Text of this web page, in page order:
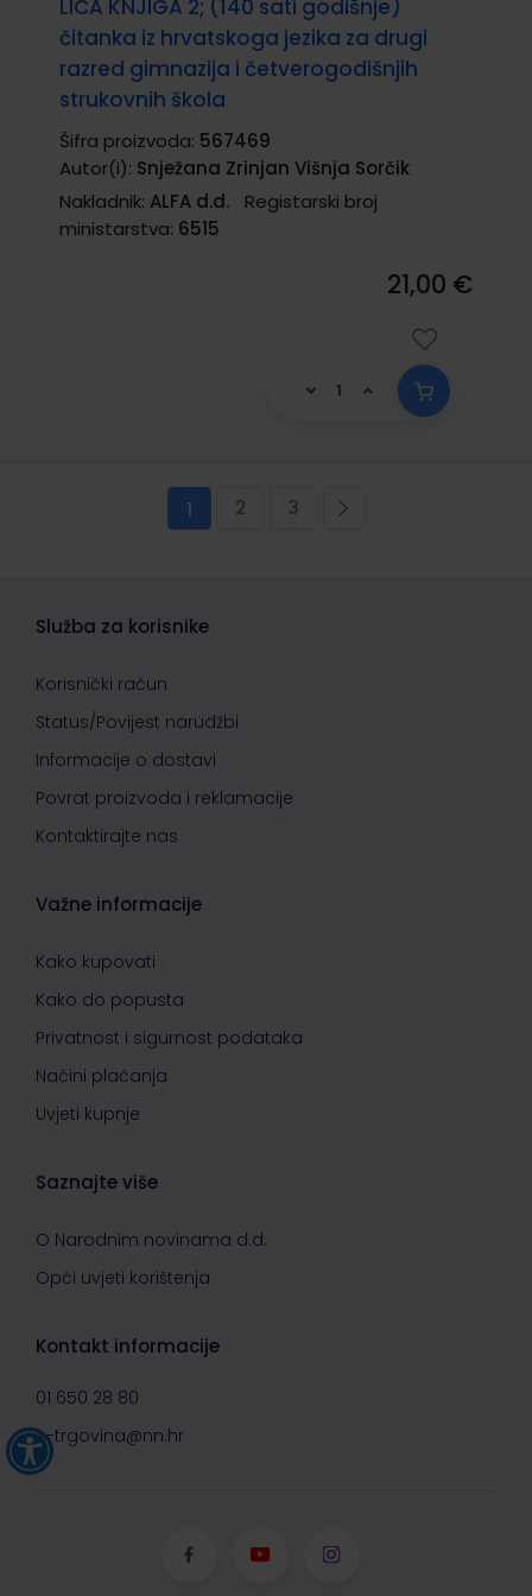
LICA KNJIGA 2; (140 sati godišnje)
čitanka iz hrvatskoga jezika za drugi
razred gimnazija i četverogodišnjih
strukovnih škola
Šifra proizvoda: 567469
Autor(i): Snježana Zrinjan Višnja Sorčik
Nakladnik: ALFA d.d.
Registarski broj
ministarstva: 6515
21,00 €
Stranica
Trenutno pregledavate stranicu
1 Stranica
2 Stranica
3
Služba za korisnike
Korisnički račun
Status/Povijest narudžbi
Informacije o dostavi
Povrat proizvoda i reklamacije
Kontaktirajte nas
Važne informacije
Kako kupovati
Kako do popusta
Privatnost i sigurnost podataka
Načini plaćanja
Uvjeti kupnje
Saznajte više
O Narodnim novinama d.d.
Opći uvjeti korištenja
Kontakt informacije
01 650 28 80
e-trgovina@nn.hr